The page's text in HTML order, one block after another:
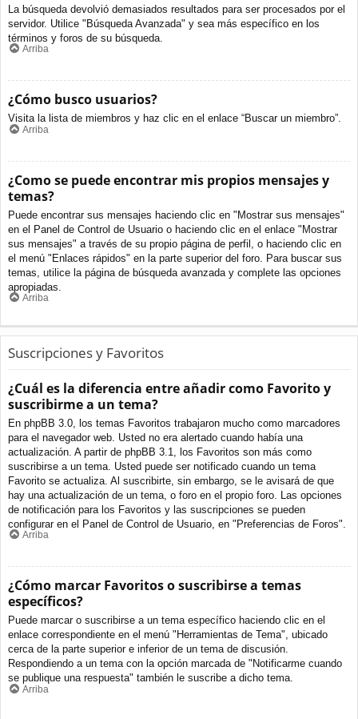
La búsqueda devolvió demasiados resultados para ser procesados por el
servidor. Utilice "Búsqueda Avanzada" y sea más específico en los
términos y foros de su búsqueda.
Arriba
¿Cómo busco usuarios?
Visita la lista de miembros y haz clic en el enlace “Buscar un miembro”.
Arriba
¿Como se puede encontrar mis propios mensajes y
temas?
Puede encontrar sus mensajes haciendo clic en "Mostrar sus mensajes"
en el Panel de Control de Usuario o haciendo clic en el enlace "Mostrar
sus mensajes" a través de su propio página de perfil, o haciendo clic en
el menú "Enlaces rápidos" en la parte superior del foro. Para buscar sus
temas, utilice la página de búsqueda avanzada y complete las opciones
apropiadas.
Arriba
Suscripciones y Favoritos
¿Cuál es la diferencia entre añadir como Favorito y
suscribirme a un tema?
En phpBB 3.0, los temas Favoritos trabajaron mucho como marcadores
para el navegador web. Usted no era alertado cuando había una
actualización. A partir de phpBB 3.1, los Favoritos son más como
suscribirse a un tema. Usted puede ser notificado cuando un tema
Favorito se actualiza. Al suscribirte, sin embargo, se le avisará de que
hay una actualización de un tema, o foro en el propio foro. Las opciones
de notificación para los Favoritos y las suscripciones se pueden
configurar en el Panel de Control de Usuario, en "Preferencias de Foros".
Arriba
¿Cómo marcar Favoritos o suscribirse a temas
específicos?
Puede marcar o suscribirse a un tema específico haciendo clic en el
enlace correspondiente en el menú "Herramientas de Tema", ubicado
cerca de la parte superior e inferior de un tema de discusión.
Respondiendo a un tema con la opción marcada de "Notificarme cuando
se publique una respuesta" también le suscribe a dicho tema.
Arriba